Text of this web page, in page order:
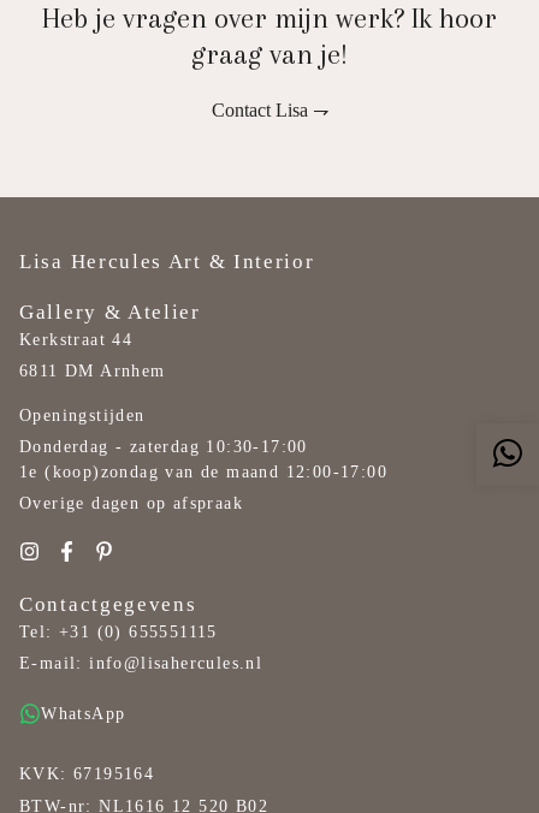
Heb je vragen over mijn werk? Ik hoor
graag van je!
Contact Lisa ⇁
Lisa Hercules Art & Interior
Gallery & Atelier
Kerkstraat 44
6811 DM Arnhem
Openingstijden
Donderdag - zaterdag 10:30-17:00
1e (koop)zondag van de maand 12:00-17:00
Overige dagen op afspraak
Contactgegevens
Tel: +31 (0) 655551115
E-mail:info@lisahercules.nl
WhatsApp
KVK: 67195164
BTW-nr: NL1616 12 520 B02